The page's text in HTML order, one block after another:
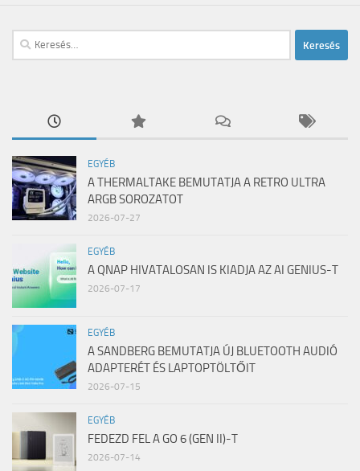
Keresés:
EGYÉB
A THERMALTAKE BEMUTATJA A RETRO ULTRA
ARGB SOROZATOT
2026-07-27
EGYÉB
A QNAP HIVATALOSAN IS KIADJA AZ AI GENIUS-T
2026-07-17
EGYÉB
A SANDBERG BEMUTATJA ÚJ BLUETOOTH AUDIÓ
ADAPTERÉT ÉS LAPTOPTÖLTŐIT
2026-07-15
EGYÉB
FEDEZD FEL A GO 6 (GEN II)-T
2026-07-14